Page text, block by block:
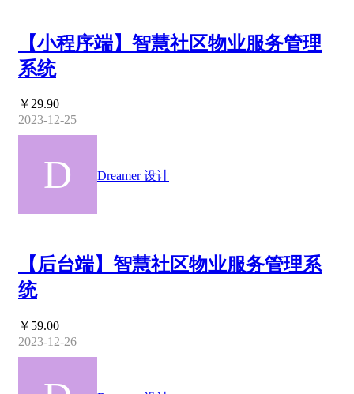
【小程序端】智慧社区物业服务管理
系统
￥29.90
2023-12-25
Dreamer 设计
【后台端】智慧社区物业服务管理系
统
￥59.00
2023-12-26